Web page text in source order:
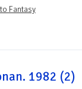
Fantasy
1982 (2)